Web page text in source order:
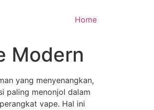
Home
Modern
yang menyenangkan,
paling menonjol dalam
vape. Hal ini